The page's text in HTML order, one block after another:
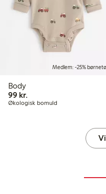
Medlem: -25%
Body
99 kr.
Økologisk bomuld